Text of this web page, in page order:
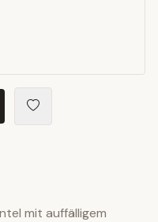
mit auffälligem